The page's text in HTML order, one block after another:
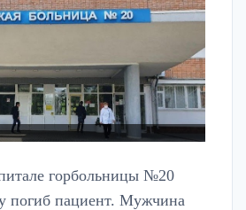
горбольницы №20
погиб пациент. Мужчина